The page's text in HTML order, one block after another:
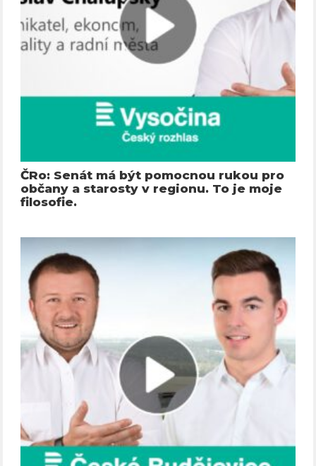
ČRo: Senát má být pomocnou rukou pro
občany a starosty v regionu. To je moje
filosofie.